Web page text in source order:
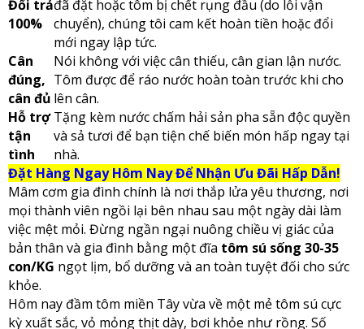
Đổi trả
100%
đã đặt hoặc tôm bị chết rụng đầu (do lỗi vận
chuyển), chúng tôi cam kết hoàn tiền hoặc đổi
mới ngay lập tức.
Cân
đúng,
cân đủ
Nói không với việc cân thiếu, cân gian lận nước.
Tôm được để ráo nước hoàn toàn trước khi cho
lên cân.
Hỗ trợ
tận
tình
Tặng kèm nước chấm hải sản pha sẵn độc quyền
và sả tươi để bạn tiện chế biến món hấp ngay tại
nhà.
Đặt Hàng Ngay Hôm Nay Để Nhận Ưu Đãi Hấp Dẫn!
Mâm cơm gia đình chính là nơi thắp lửa yêu thương, nơi
mọi thành viên ngồi lại bên nhau sau một ngày dài làm
việc mệt mỏi. Đừng ngần ngại nuông chiều vị giác của
bản thân và gia đình bằng một đĩa tôm sú sống 30-35
con/KG ngọt lịm, bổ dưỡng và an toàn tuyệt đối cho sức
khỏe.
Hôm nay đầm tôm miền Tây vừa về một mẻ tôm sú cực
kỳ xuất sắc, vỏ mỏng thịt dày, bơi khỏe như rồng. Số